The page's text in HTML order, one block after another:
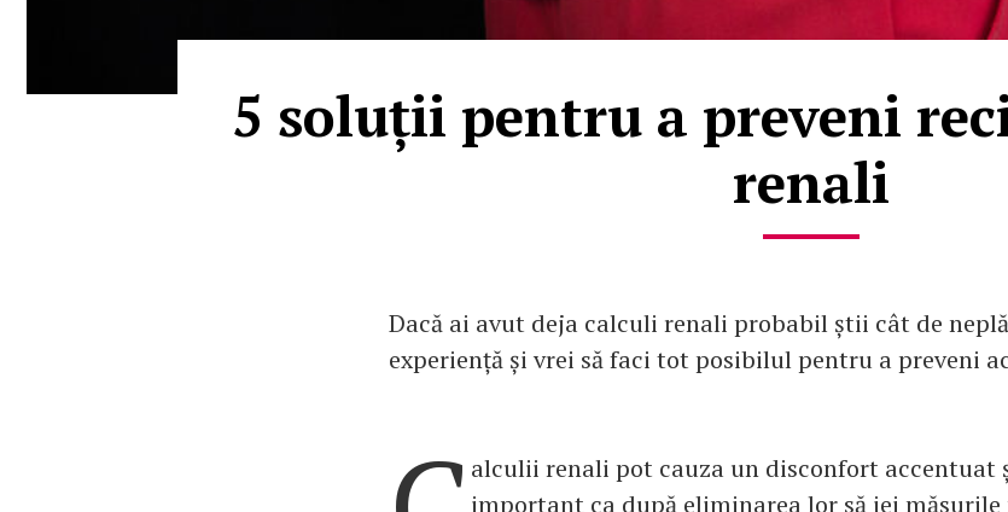
5 soluții pentru a preveni
renali
Dacă ai avut deja calculi renali probabil știi cât de
experiență și vrei să faci tot posibilul pentru a preveni
alculii renali pot cauza un disconfort accentuat
important ca după eliminarea lor să iei măsurile